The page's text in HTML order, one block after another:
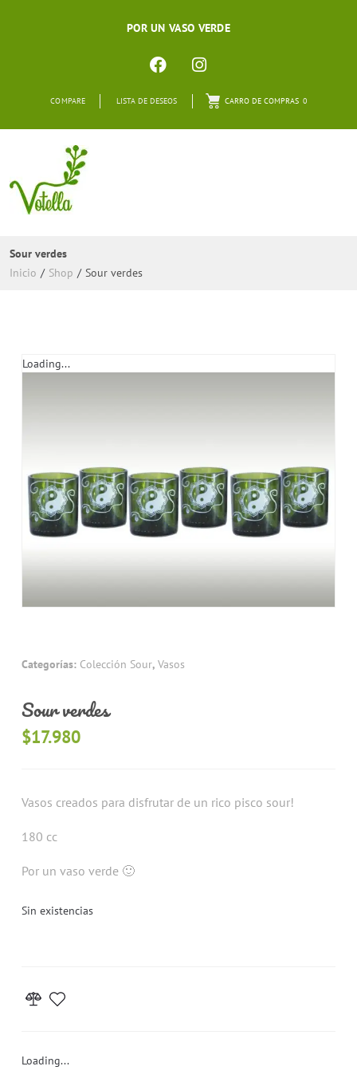
POR UN VASO VERDE
COMPARE LISTA DE DESEOS CARRO DE COMPRAS 0
Sour verdes
Inicio / Shop / Sour verdes
Loading...
Categorías: Colección Sour, Vasos
Sour verdes
$17.980
Vasos creados para disfrutar de un rico pisco sour!
180 cc
Por un vaso verde 🙂
Sin existencias
Loading...